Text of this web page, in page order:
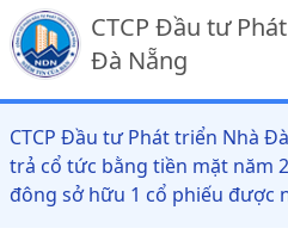
CTCP Đầu tư
Đà Nẵng
CTCP Đầu tư Phát triển Nhà
trả cổ tức bằng tiền mặt năm
đông sở hữu 1 cổ phiếu được